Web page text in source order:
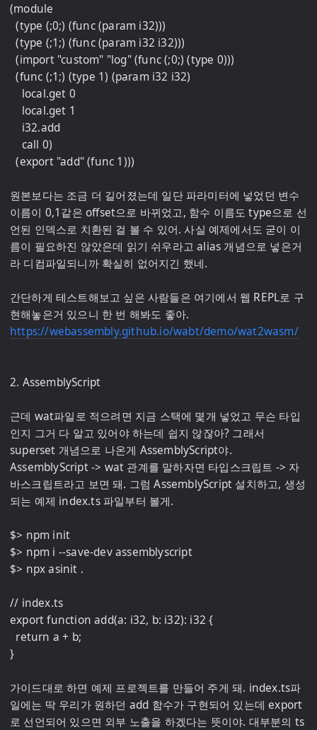
(module
  (type (;0;) (func (param i32)))
  (type (;1;) (func (param i32 i32)))
  (import "custom" "log" (func (;0;) (type 0)))
  (func (;1;) (type 1) (param i32 i32)
  (export "add" (func 1)))
원본보다는 조금 더 길어졌는데 일단 파라미터에 넣었던 변수
이름이 0,1같은 offset으로 바뀌었고, 함수 이름도 type으로 선
언된 인덱스로 치환된 걸 볼 수 있어. 사실 예제에서도 굳이 이
름이 필요하진 않았은데 읽기 쉬우라고 alias 개념으로 넣은거
라 디컴파일되니까 확실히 없어지긴 했네.
간단하게 테스트해보고 싶은 사람들은 여기에서 웹 REPL로 구
https://webassembly.github.io/wabt/demo/wat2wasm/
2. AssemblyScript
근데 wat파일로 적으려면 지금 스택에 몇개 넣었고 무슨 타입
인지 그거 다 알고 있어야 하는데 쉽지 않잖아? 그래서
superset 개념으로 나온게 AssemblyScript야.
AssemblyScript -> wat 관계를 말하자면 타입스크립트 -> 자
바스크립트라고 보면 돼. 그럼 AssemblyScript 설치하고, 생성
되는 예제 index.ts 파일부터 볼게.
$> npm init
$> npm i --save-dev assemblyscript
$> npx asinit .
// index.ts
export function add(a: i32, b: i32): i32 {
}
가이드대로 하면 예제 프로젝트를 만들어 주게 돼. index.ts파
일에는 딱 우리가 원하던 add 함수가 구현되어 있는데 export
로 선언되어 있으면 외부 노출을 하겠다는 뜻이야. 대부분의 ts